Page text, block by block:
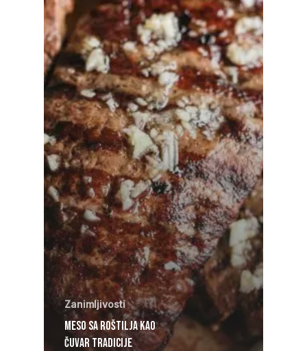
Zanimljivosti
Meso sa roštilja kao
čuvar tradicije